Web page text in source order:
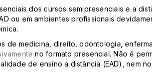
dos cursos semipresenciais e a
ou em ambientes profissionais
de medicina, direito, odontologia,
no formato presencial. Não é
de ensino a distância (EAD), nem